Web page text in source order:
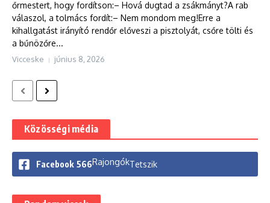
őrmestert, hogy fordítson:– Hová dugtad a zsákmányt?A rab
válaszol, a tolmács fordít:– Nem mondom meg!Erre a
kihallgatást irányító rendőr előveszi a pisztolyát, csőre tölti és
a bűnözőre...
Vicceske június 8, 2026
Közösségi média
Facebook 566RajongókTetszik